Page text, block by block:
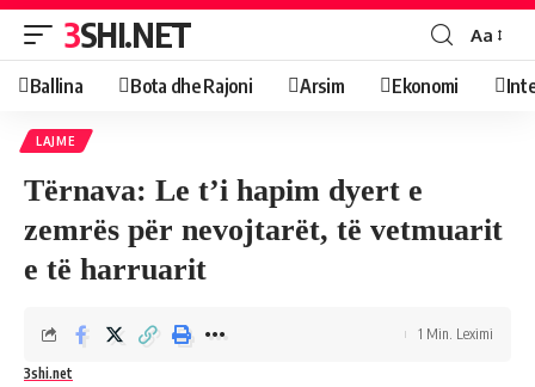
3SHI.NET Aa
Ballina Bota dhe Rajoni Arsim Ekonomi
LAJME
Tërnava: Le t’i hapim dyert e
zemrës për nevojtarët, të vetmuarit
e të harruarit
3shi.net
1 Min. Leximi